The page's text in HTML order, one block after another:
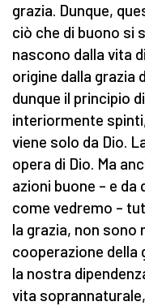
grazia. Dunque,
ciò che di buono si
nascono dalla vita
origine dalla grazia
dunque il principio
interiormente
viene solo da Dio.
opera di Dio. Ma
azioni buone – e
come vedremo –
la grazia, non sono
cooperazione della
la nostra
vita